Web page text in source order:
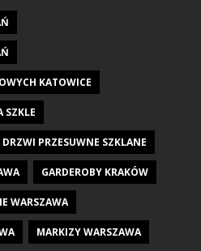
KATOWICE
SZKLE
DRZWI PRZESUWNE SZKLANE
GARDEROBY KRAKÓW
WARSZAWA
MARKIZY WARSZAWA